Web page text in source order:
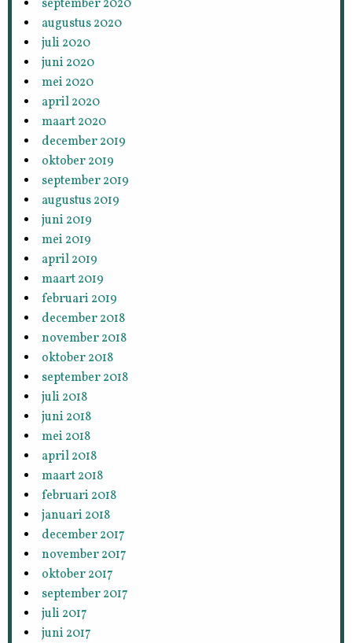
september 2020
augustus 2020
juli 2020
juni 2020
mei 2020
april 2020
maart 2020
december 2019
oktober 2019
september 2019
augustus 2019
juni 2019
mei 2019
april 2019
maart 2019
februari 2019
december 2018
november 2018
oktober 2018
september 2018
juli 2018
juni 2018
mei 2018
april 2018
maart 2018
februari 2018
januari 2018
december 2017
november 2017
oktober 2017
september 2017
juli 2017
juni 2017